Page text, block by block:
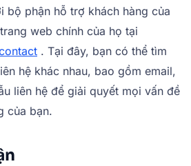
bộ phận hỗ trợ khách hàng của
web chính của họ tại
. Tại đây, bạn có thể tìm
hệ khác nhau, bao gồm email,
liên hệ để giải quyết mọi vấn đề
của bạn.